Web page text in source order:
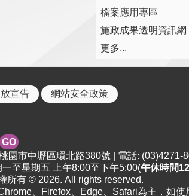
檔案應用專區
施政成果透明資訊網
更多...
宣告 網站安全政策
GO
園市中壢區環北路380號 | 電話: (03)4271-
一至星期五 上午8:00至下午5:00(午休時間
所有 © 2026. All rights reserved.
、Firefox、Edge、Safari為主，如